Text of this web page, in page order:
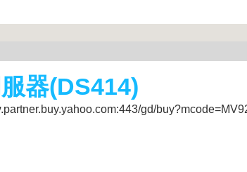
器(DS414)
gd/